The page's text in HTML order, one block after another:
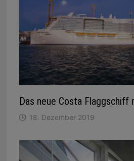
Das neue Costa Flaggschiff
18. Dezember 2019